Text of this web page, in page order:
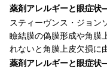
薬剤アレルギーと眼症
スティーヴンス・ジョン
瞼結膜の偽膜形成や角膜
れないと角膜上皮欠損に
薬剤アレルギーと眼症